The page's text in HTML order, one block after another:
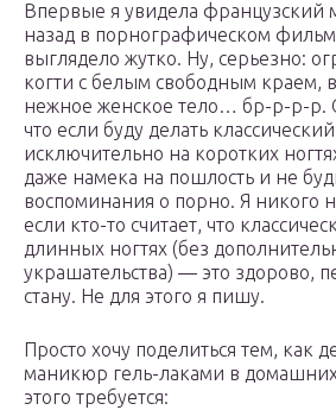
Впервые я увидела французский
назад в порнографическом
выглядело жутко. Ну, серьезно:
когти с белым свободным краем,
нежное женское тело… бр-р-р-р.
что если буду делать
исключительно на коротких
даже намека на пошлость и не
воспоминания о порно. Я никого
если кто-то считает, что
длинных ногтях (без
украшательства) — это здорово,
стану. Не для этого я пишу.
Просто хочу поделиться тем, как
маникюр гель-лаками в
этого требуется: